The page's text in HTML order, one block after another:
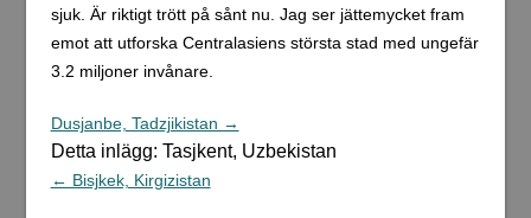
sjuk. Är riktigt trött på sånt nu. Jag ser jättemycket fram
emot att utforska Centralasiens största stad med ungefär
3.2 miljoner invånare.
Dusjanbe, Tadzjikistan →
Detta inlägg: Tasjkent, Uzbekistan
← Bisjkek, Kirgizistan